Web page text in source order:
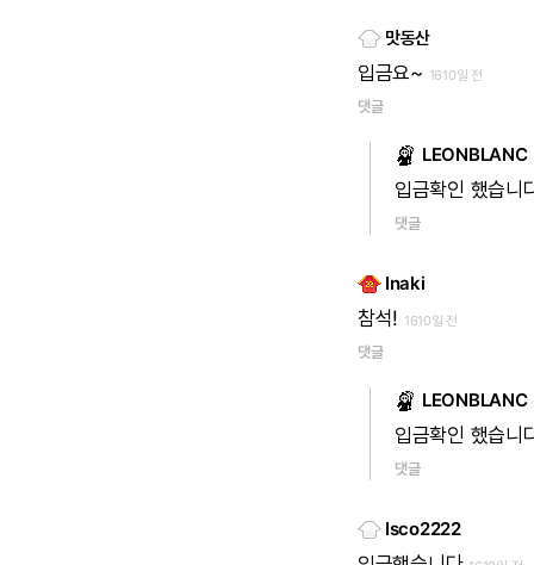
맛동산
입금요~ 1610일 전
댓글
LEONBLANC
입금확인 했습니
댓글
Inaki
참석! 1610일 전
댓글
LEONBLANC
입금확인 했습니
댓글
Isco2222